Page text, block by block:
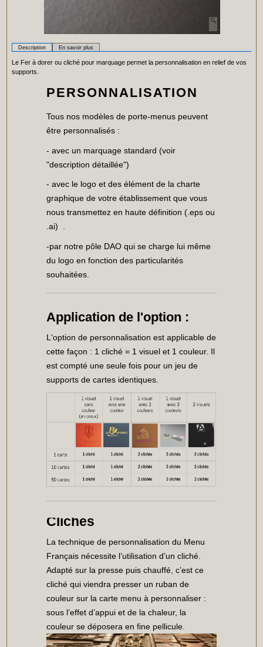
Description En savoir plus
Le Fer à dorer ou cliché pour marquage permet la personnalisation en relief de vos
supports.
PERSONNALISATION
Tous nos modèles de porte-menus peuvent
être personnalisés :
- avec un marquage standard (voir
"description détaillée")
- avec le logo et des élément de la charte
graphique de votre établissement que vous
nous transmettez en haute définition (.eps ou
.ai) .
-par notre pôle DAO qui se charge lui même
du logo en fonction des particularités
souhaitées.
Application de l'option :
L'option de personnalisation est applicable de
cette façon : 1 cliché = 1 visuel et 1 couleur. Il
est compté une seule fois pour un jeu de
supports de cartes identiques.
Clichés
La technique de personnalisation du Menu
Français nécessite l’utilisation d’un cliché.
Adapté sur la presse puis chauffé, c’est ce
cliché qui viendra presser un ruban de
couleur sur la carte menu à personnaliser :
sous l’effet d’appui et de la chaleur, la
couleur se déposera en fine pellicule.